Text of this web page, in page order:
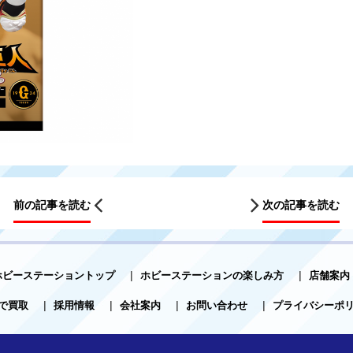
前の記事を読む 次の記事を読む
ーステーショントップ | ホビーステーションの楽しみ方 | 店舗案内
買取
| 採用情報 | 会社案内 | お問い合わせ | プライバシーポ